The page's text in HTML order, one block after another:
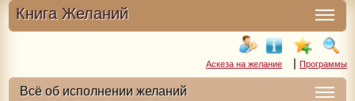
Книга Желаний
Аскеза на желание | Программы